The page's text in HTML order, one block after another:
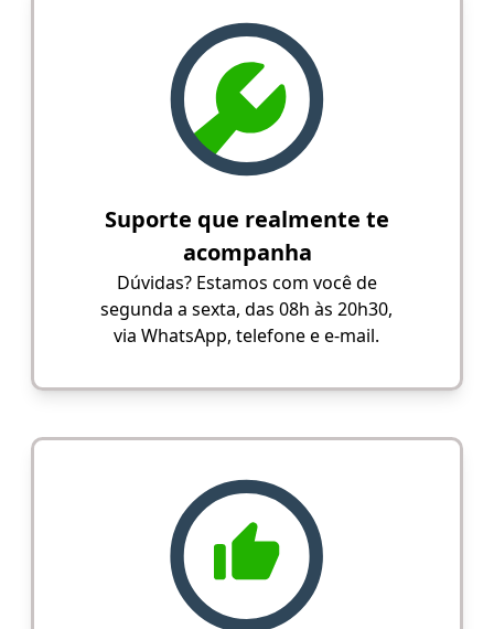
Suporte que realmente te
acompanha
Dúvidas? Estamos com você de
segunda a sexta, das 08h às 20h30,
via WhatsApp, telefone e e-mail.